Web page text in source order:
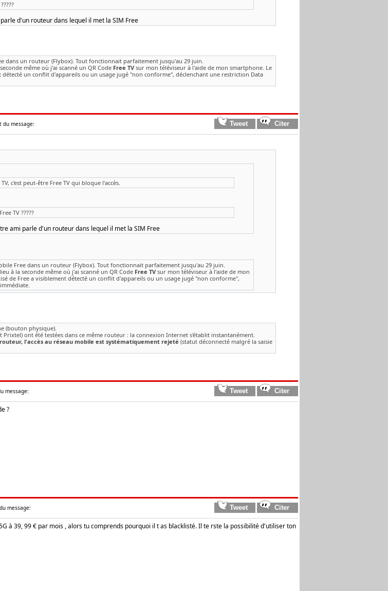
d'un routeur dans lequel il met la SIM Free
dans un routeur (Flybox). Tout fonctionnait parfaitement jusqu'au 29 juin.
même où j'ai scanné un QR Code Free TV sur mon téléviseur à l'aide de mon smartphone. Le
détecté un conflit d'appareils ou un usage jugé "non conforme", déclenchant une restriction Data
du message:
c'est peut-être Free TV qui bloque l'accès.
TV ?????
ami parle d'un routeur dans lequel il met la SIM Free
Free dans un routeur (Flybox). Tout fonctionnait parfaitement jusqu'au 29 juin.
à la seconde même où j'ai scanné un QR Code Free TV sur mon téléviseur à l'aide de mon
de Free a visiblement détecté un conflit d'appareils ou un usage jugé "non conforme",
(bouton physique).
Prixtel) ont été testées dans ce même routeur : la connexion Internet s'établit instantanément.
l'accès au réseau mobile est systématiquement rejeté (statut déconnecté malgré la saisie
message:
?
message:
à 39, 99 € par mois , alors tu comprends pourquoi il t as blacklisté. Il te rste la possibilité d'utiliser ton